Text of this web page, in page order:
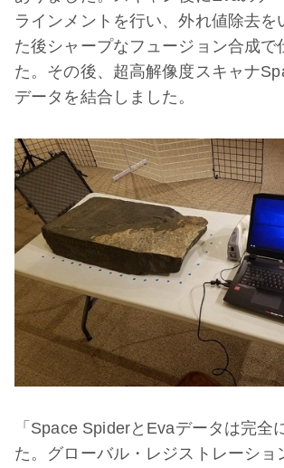
ラインメントを行い、外れ値除去を
た後シャープなフュージョン合成で
た。その後、超高解像度スキャナ
データを結合しました。
「Space SpiderとEvaデータは完全
た。グローバル・レジストレーショ